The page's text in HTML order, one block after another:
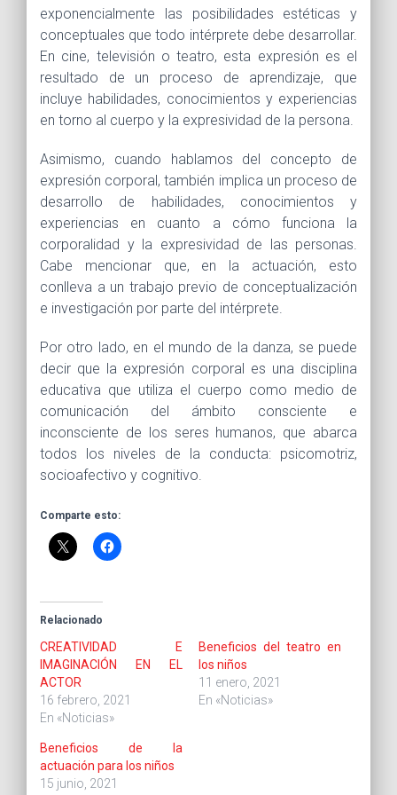
exponencialmente las posibilidades estéticas y
conceptuales que todo intérprete debe desarrollar.
En cine, televisión o teatro, esta expresión es el
resultado de un proceso de aprendizaje, que
incluye habilidades, conocimientos y experiencias
en torno al cuerpo y la expresividad de la persona.
Asimismo, cuando hablamos del concepto de
expresión corporal, también implica un proceso de
desarrollo de habilidades, conocimientos y
experiencias en cuanto a cómo funciona la
corporalidad y la expresividad de las personas.
Cabe mencionar que, en la actuación, esto
conlleva a un trabajo previo de conceptualización
e investigación por parte del intérprete.
Por otro lado, en el mundo de la danza, se puede
decir que la expresión corporal es una disciplina
educativa que utiliza el cuerpo como medio de
comunicación del ámbito consciente e
inconsciente de los seres humanos, que abarca
todos los niveles de la conducta: psicomotriz,
socioafectivo y cognitivo.
Comparte esto:
Relacionado
CREATIVIDAD E
IMAGINACIÓN EN EL
ACTOR
16 febrero, 2021
En «Noticias»
Beneficios del teatro en
los niños
11 enero, 2021
En «Noticias»
Beneficios de la
actuación para los niños
15 junio, 2021